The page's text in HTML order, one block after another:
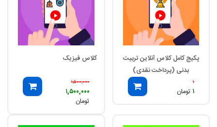
پکیج کامل کلاس آنلاین تربیت
بدنی (پرداخت نقدی)
۱
۱ تومان
کلاس فیزیک
۱,۵۰۰,۰۰۰
۱,۵۰۰,۰۰۰
تومان